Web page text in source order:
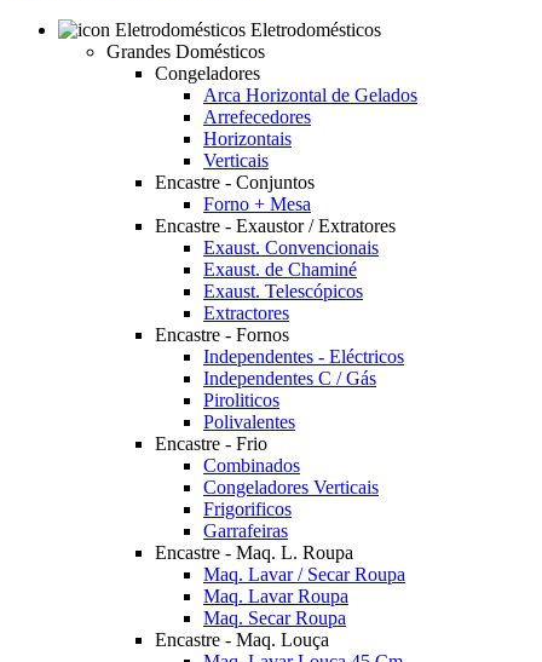
Eletrodomésticos
Grandes Domésticos
Congeladores
Arca Horizontal de Gelados
Arrefecedores
Horizontais
Verticais
Encastre - Conjuntos
Forno + Mesa
Encastre - Exaustor / Extratores
Exaust. Convencionais
Exaust. de Chaminé
Exaust. Telescópicos
Extractores
Encastre - Fornos
Independentes - Eléctricos
Independentes C / Gás
Piroliticos
Polivalentes
Encastre - Frio
Combinados
Congeladores Verticais
Frigorificos
Garrafeiras
Encastre - Maq. L. Roupa
Maq. Lavar / Secar Roupa
Maq. Lavar Roupa
Maq. Secar Roupa
Encastre - Maq. Louça